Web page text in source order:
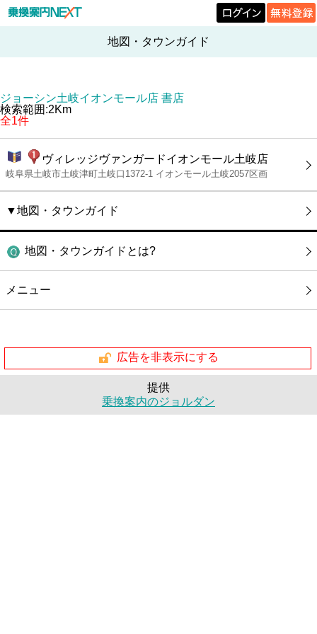
地図・タウンガイド
ジョーシン土岐イオンモール店 書店
検索範囲:2Km
全1件
ヴィレッジヴァンガードイオンモール土岐店
岐阜県土岐市土岐津町土岐口1372-1 イオンモール土岐2057区画
▼地図・タウンガイド
地図・タウンガイドとは?
メニュー
広告を非表示にする
提供
乗換案内のジョルダン